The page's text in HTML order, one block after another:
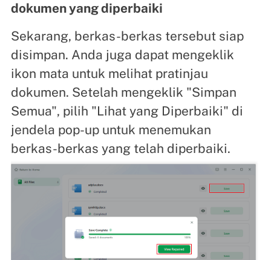
dokumen yang diperbaiki
Sekarang, berkas-berkas tersebut siap
disimpan. Anda juga dapat mengeklik
ikon mata untuk melihat pratinjau
dokumen. Setelah mengeklik "Simpan
Semua", pilih "Lihat yang Diperbaiki" di
jendela pop-up untuk menemukan
berkas-berkas yang telah diperbaiki.